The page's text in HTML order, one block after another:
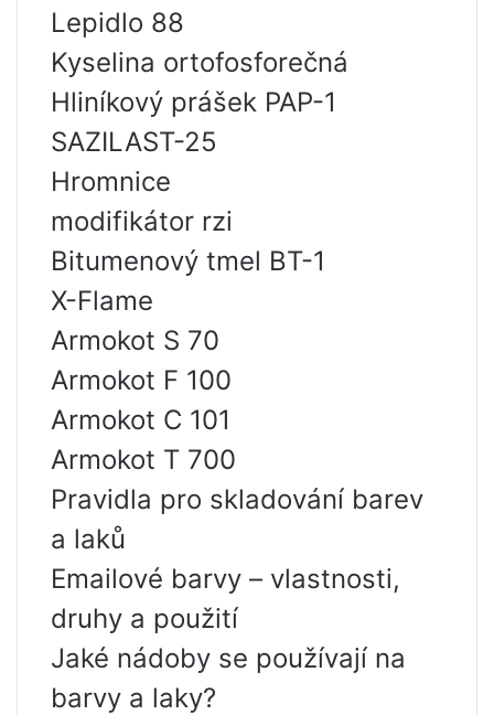
Lepidlo 88
Kyselina ortofosforečná
Hliníkový prášek PAP-1
SAZILAST-25
Hromnice
modifikátor rzi
Bitumenový tmel BT-1
X-Flame
Armokot S 70
Armokot F 100
Armokot C 101
Armokot T 700
Pravidla pro skladování barev
a laků
Emailové barvy – vlastnosti,
druhy a použití
Jaké nádoby se používají na
barvy a laky?